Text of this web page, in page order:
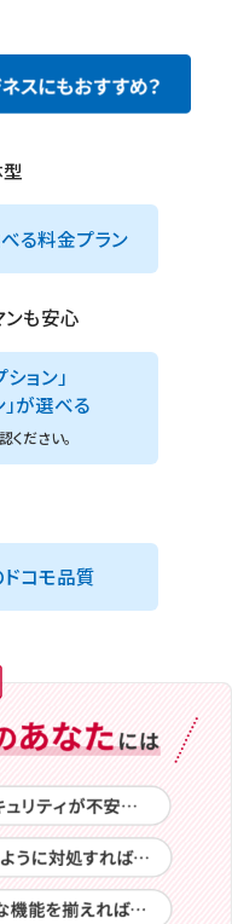
の総額を均等に分割して適用し
きい上位 20 回線の割引額を足
が日割りになる場合、分割して
セット割」の割引額も日割適
割引対象回線のうち電話番号
5分通話無料オプション（880
キャッチホンのいずれかまたは
かけ放題オプション（1,980円
音声通話が可能な料金プラン
カウント対象になります。条件
から自動で割引します。なお、
ス通話割引」グループ内の国内
域で最大30GB・15日まで追
があります。詳しくは
（2019年9月30日以前お申し込
量は30GBとなり、上限超過後
「
です。ドコモのご利用継続期間
お客さまは110円／月を月額
1GB／月以下をご利用のお客さ
、および包括的な業務受託に
る料金プラン
も安心
ョン」
が選べる
ください。
コモ品質